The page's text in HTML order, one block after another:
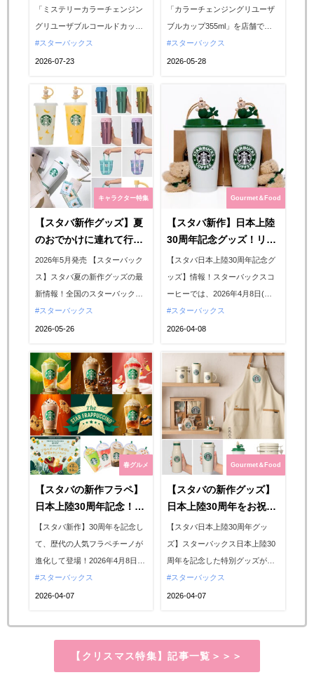
『リユーザブルカップ 花
火』が可愛すぎる〜♡
「ミステリーカラーチェンジン
グリユーザブルコールドカップ
花火710ml＋ミステリーパック
リユーザブルカップ専用ストロ
リング」を店舗で購入！かわい
いベアリスタのストローキャッ
プ付きです。色が変わる様子を
完全オリジナル写真で詳しく紹
介。...
スターバックス
2026-07-23
バナナ柄リユーザブルカ
ップに一目惚れ！
「カラーチェンジングリユーザ
ブルカップ355ml」を店舗で購
入！バナナ柄に座るかわいいベ
アリスタのストローキャップ付
介。...
スターバックス
2026-05-28
キャラクター特集
【スタバ新作グッズ】夏
のおでかけに連れて行き
たい♡バナナ柄カップ＆
推しカラーボトル＆涼し
げバッグ登場！
2026年5月発売 【スターバック
ス】スタバ夏の新作グッズの最
新情報！全国のスターバックス
にて、2026年5月27日(水)より
（オンライン5月26日(火)20:00
おでかけにぴったりな新作グッ
ズが新登場！バナナ柄のリユー
ザブルカップやグリッターカラ
ーのステンレスボトル、涼しげ
なメッシュバッグ...
スターバックス
2026-05-26
Gourmet＆Food
【スタバ新作】日本上陸
30周年記念グッズ！リユ
ーザブルカップ＆人魚に
扮したベアリスタキャッ
プが可愛すぎる〜♡
【スタバ日本上陸30周年記念グ
ッズ】情報！スターバックスコ
ーヒーでは、2026年4月8日(水)
より、スターバックス日本上陸
当時のロゴをあしらった「日本
販売がスタート！魅力あふれる
ラインアップの中から、オンラ
インストアにて即完売した大人
気商品『リユーザブルカップ＆
ベアリスタキャップ』をご紹
介...
スターバックス
2026-04-08
春グルメ
【スタバの新作フラペ】
日本上陸30周年記念！
『THE STAR フラペチー
ノ®』5つの名作フラペ
チーノが進化を遂げてカ
ムバック☆
【スタバ新作】30周年を記念し
て、歴代の人気フラペチーノが
進化して登場！2026年4月8日
(水)より「THE STAR フラペチ
ーノ®」がスタートします。メ
思い出に残るフレーバーが今の
店舗1種類”という新しい楽しみ
スターバックス
2026-04-07
Gourmet＆Food
【スタバの新作グッズ】
日本上陸30周年をお祝
い！アニバーサリーコレ
クションを一気見せ♡
【スタバ日本上陸30周年グッ
ズ】スターバックス日本上陸30
周年を記念した特別グッズが登
場♡懐かしさを感じるロゴデザ
インをまとったタンブラーやマ
ン心をくすぐるラインアップが
カフェ気分を楽しめるセット
スターバックス
2026-04-07
【クリスマス特集】記事一覧＞＞＞